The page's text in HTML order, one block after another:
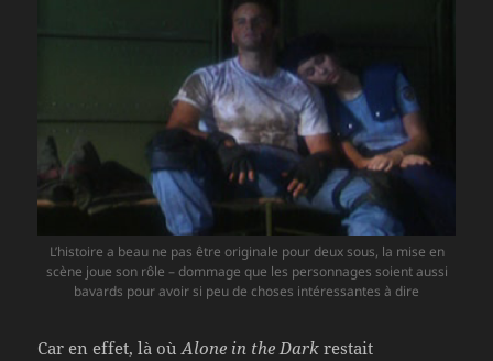
L’histoire a beau ne pas être originale pour deux sous, la mise en
scène joue son rôle – dommage que les personnages soient aussi
bavards pour avoir si peu de choses intéressantes à dire
Car en effet, là oùAlone in the Dark restait